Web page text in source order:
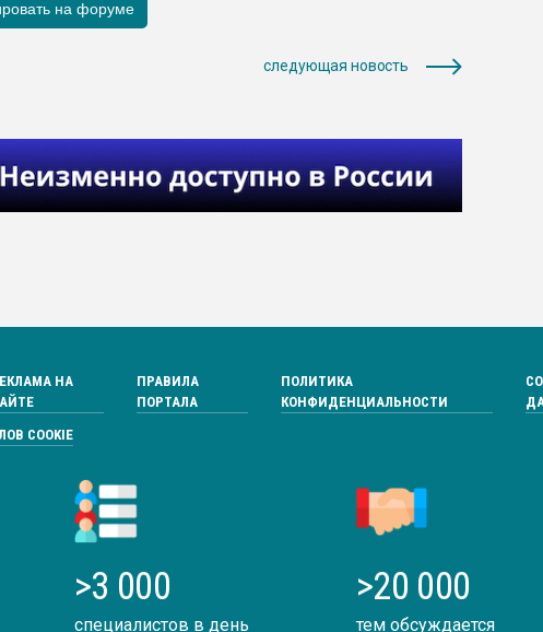
следующая новость
НА
ПРАВИЛА
ПОРТАЛА
ПОЛИТИКА
КОНФИДЕНЦИАЛЬНОСТИ
COOKIE
>3 000
специалистов в день
>20 000
тем обсуждается